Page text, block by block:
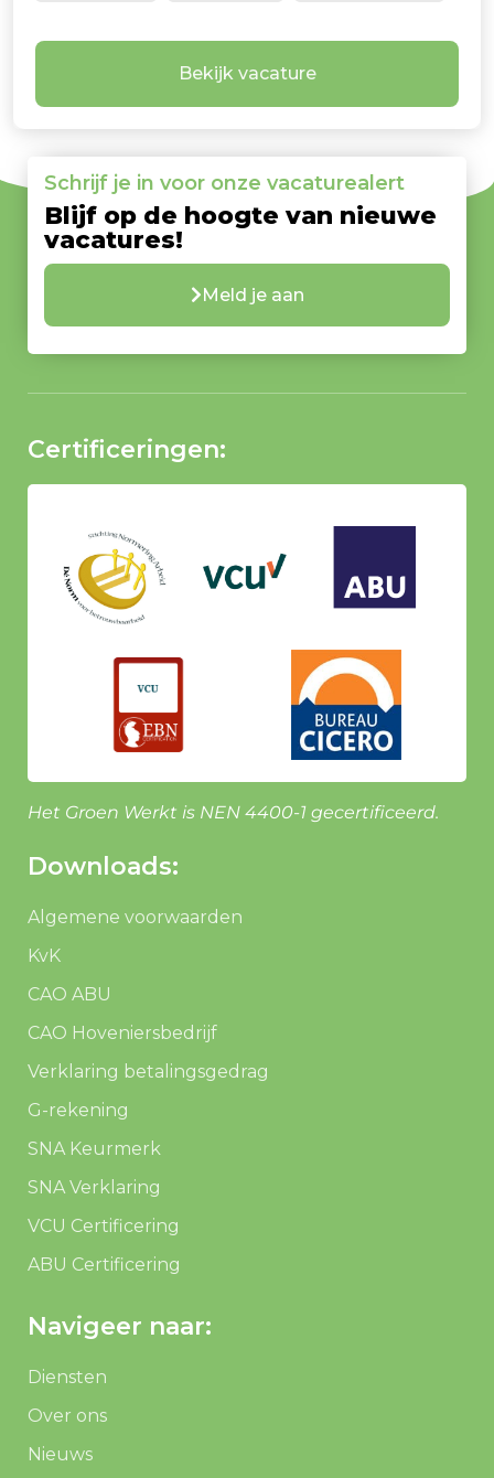
Bekijk vacature
Schrijf je in voor onze vacaturealert
Blijf op de hoogte van nieuwe
vacatures!
Meld je aan
Certificeringen:
Het Groen Werkt is NEN 4400-1 gecertificeerd.
Downloads:
Algemene voorwaarden
KvK
CAO ABU
CAO Hoveniersbedrijf
Verklaring betalingsgedrag
G-rekening
SNA Keurmerk
SNA Verklaring
VCU Certificering
ABU Certificering
Navigeer naar:
Diensten
Over ons
Nieuws